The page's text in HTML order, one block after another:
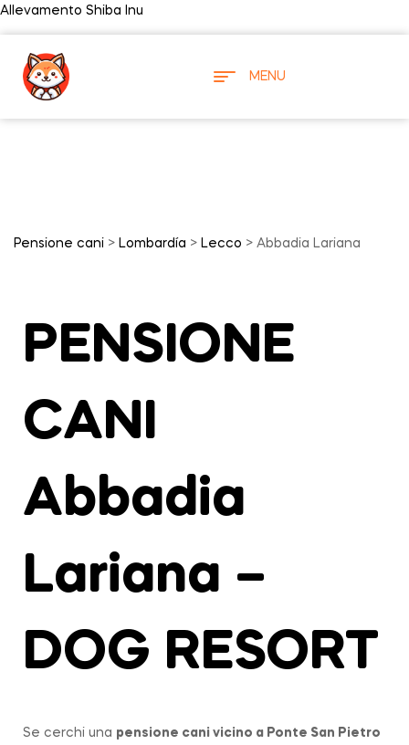
Allevamento Shiba Inu
MENU
Pensione cani > Lombardía > Lecco > Abbadia Lariana
PENSIONE
CANI
Abbadia
Lariana –
DOG RESORT
Se cerchi una pensione cani vicino a Ponte San Pietro